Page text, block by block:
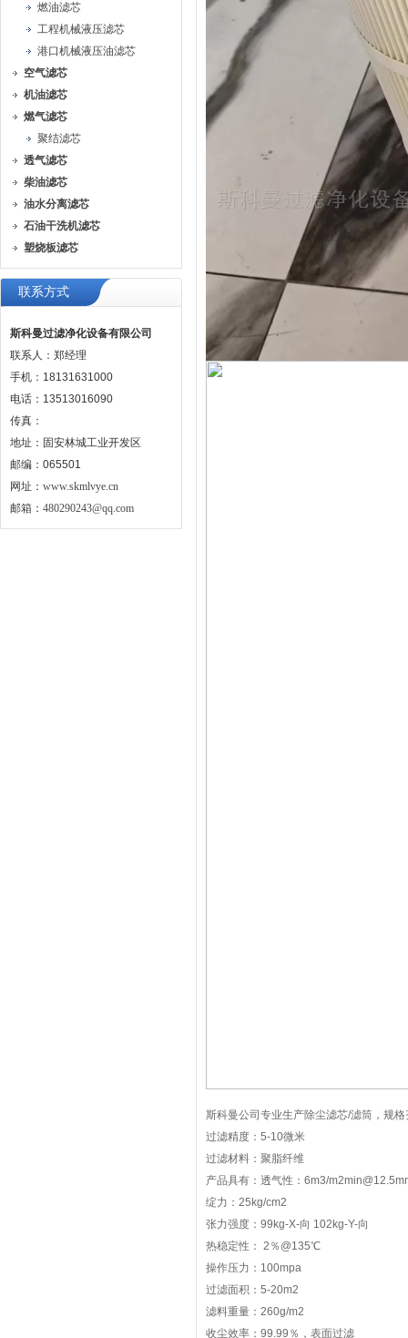
燃油滤芯
工程机械液压滤芯
港口机械液压油滤芯
空气滤芯
机油滤芯
燃气滤芯
聚结滤芯
透气滤芯
柴油滤芯
油水分离滤芯
石油干洗机滤芯
塑烧板滤芯
联系方式
斯科曼过滤净化设备有限公司
联系人：郑经理
手机：18131631000
电话：13513016090
传真：
地址：固安林城工业开发区
邮编：065501
网址： www.skmlvye.cn
邮箱： 480290243@qq.com
斯科曼公司专业生产除尘滤芯/滤筒，规
过滤精度：5-10微米
过滤材料：聚脂纤维
产品具有：透气性：6m3/
绽力：25kg/cm2
张力强度：99kg-X-向 102kg-Y-向
热稳定性： 2％@135℃
操作压力：100mpa
过滤面积：5-20m2
滤料重量：260g/m2
收尘效率：99.99％，表面过滤